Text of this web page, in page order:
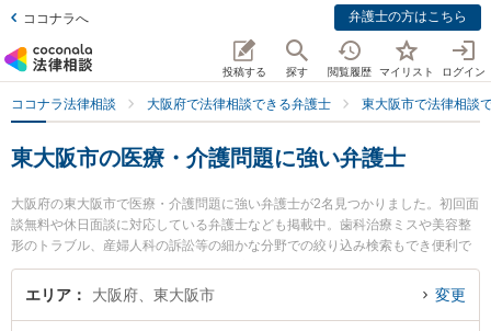
ココナラへ 弁護士の方はこちら
投稿する 探す 閲覧履歴 マイリスト ログイン
ココナラ法律相談 大阪府で法律相談できる弁護士 東大阪市で法律相談
東大阪市の医療・介護問題に強い弁護士
大阪府の東大阪市で医療・介護問題に強い弁護士が2名見つかりました。初回面
談無料や休日面談に対応している弁護士なども掲載中。歯科治療ミスや美容整
形のトラブル、産婦人科の訴訟等の細かな分野での絞り込み検索もでき便利で
す。特に東大阪布施法律事務所の井上 亮介弁護士やはなぞの綜合法律事務所の
丸山 和彦弁護士のプロフィール情報や弁護士費用、強みなどが注目されていま
エリア 大阪府、東大阪市 変更